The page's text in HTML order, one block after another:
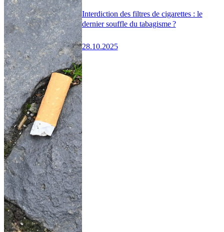
Interdiction des filtres de cigarettes : le
dernier souffle du tabagisme ?
28.10.2025